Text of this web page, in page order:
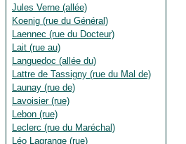
Jules Verne (allée)
Koenig (rue du Général)
Laennec (rue du Docteur)
Lait (rue au)
Languedoc (allée du)
Lattre de Tassigny (rue du Mal de)
Launay (rue de)
Lavoisier (rue)
Lebon (rue)
Leclerc (rue du Maréchal)
Léo Lagrange (rue)